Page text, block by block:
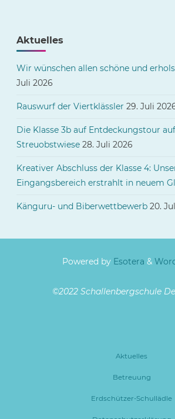
Aktuelles
Wir wünschen allen schöne und
Juli 2026
Rauswurf der Viertklässler 29. Juli
Die Klasse 3b auf Entdeckungstour
Streuobstwiese 28. Juli 2026
Kreativer Abschluss der Klasse 4:
Eingangsbereich erstrahlt in neuem
Känguru- und Biberwettbewerb 20.
Powered byEsotera &
©2022 Schallenbergschule
Aktuelles
Betreuung
Erdschützer-Schullädle